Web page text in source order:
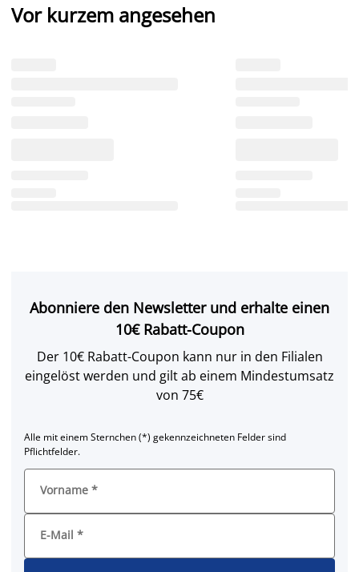
Vor kurzem angesehen
Abonniere den Newsletter und erhalte einen
10€ Rabatt-Coupon
Der 10€ Rabatt-Coupon kann nur in den Filialen
eingelöst werden und gilt ab einem Mindestumsatz
von 75€
Alle mit einem Sternchen (*) gekennzeichneten Felder sind
Pflichtfelder.
Vorname *
E-Mail *